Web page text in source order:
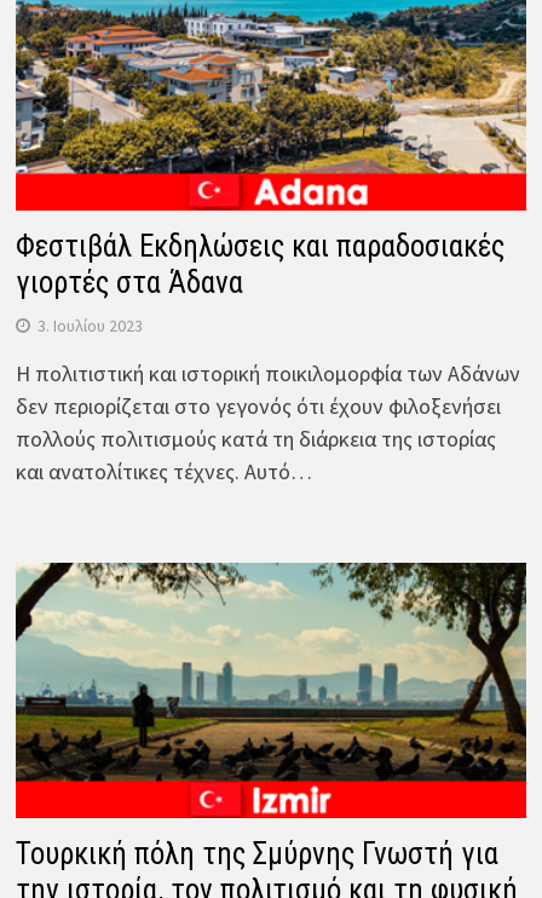
Φεστιβάλ Εκδηλώσεις και παραδοσιακές
γιορτές στα Άδανα
3. Ιουλίου 2023
Η πολιτιστική και ιστορική ποικιλομορφία των Αδάνων
δεν περιορίζεται στο γεγονός ότι έχουν φιλοξενήσει
πολλούς πολιτισμούς κατά τη διάρκεια της ιστορίας
και ανατολίτικες τέχνες. Αυτό…
Τουρκική πόλη της Σμύρνης Γνωστή για
την ιστορία, τον πολιτισμό και τη φυσική